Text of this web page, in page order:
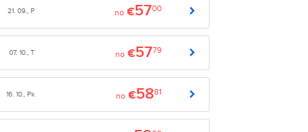
21. 09., P no €5700
07. 10., T no €5779
16. 10., Pk no €5881